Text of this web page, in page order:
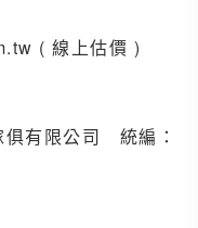
( 線上估價 )
有限公司 統編：